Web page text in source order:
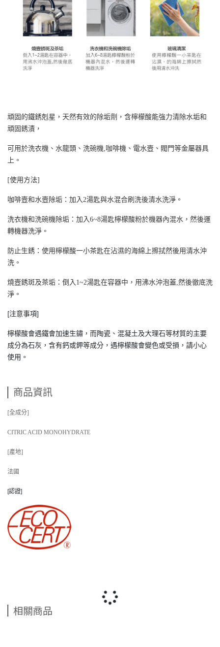
頑固的鐵銹剋星，天然有效的除垢劑，含檸檬酸能強力清除水垢和
頑固銹漬，
可用於洗衣機、水龍頭、洗碗機,咖啡機、電水壼、閥門等金屬器具
上。
[使用方法]
咖啡壼和水壼除垢：加入2湯匙與水混合刷洗後清水洗淨。
洗衣機和洗碗機除垢：加入6~8湯匙檸檬酸粉於機器內混水，然後運
轉機器洗淨。
防止生銹：使用檸檬酸一小茶匙在沾濕的海綿上擦拭然後用清水沖
洗。
燒壼銹斑及茶垢：倒入1~2湯匙在容器中，用沸水沖泡蓋,然後徹底洗
淨。
[注意事項]
檸檬酸會遇鐵會加速生鏽，而陶瓷、混凝土及大理石等材質的主要
成分為石灰，含有鈣或鉀等成分，遇檸檬酸會變色或受損，請小心
使用。
商品資訊
[全成分]
CITRIC ACID MONOHYDRATE
[產地]
法國
[認證]
相關商品